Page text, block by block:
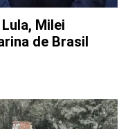
Milei
de Brasil